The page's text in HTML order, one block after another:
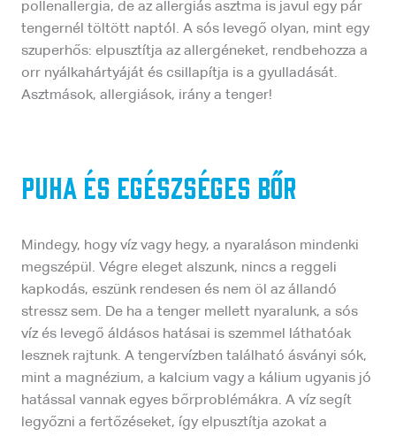
pollenallergia, de az allergiás asztma is javul egy pár
tengernél töltött naptól. A sós levegő olyan, mint egy
szuperhős: elpusztítja az allergéneket, rendbehozza a
orr nyálkahártyáját és csillapítja is a gyulladását.
Asztmások, allergiások, irány a tenger!
Puha és egészséges bőr
Mindegy, hogy víz vagy hegy, a nyaraláson mindenki
megszépül. Végre eleget alszunk, nincs a reggeli
kapkodás, eszünk rendesen és nem öl az állandó
stressz sem. De ha a tenger mellett nyaralunk, a sós
víz és levegő áldásos hatásai is szemmel láthatóak
lesznek rajtunk. A tengervízben található ásványi sók,
mint a magnézium, a kalcium vagy a kálium ugyanis jó
hatással vannak egyes bőrproblémákra. A víz segít
legyőzni a fertőzéseket, így elpusztítja azokat a